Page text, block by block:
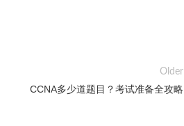
Older
CCNA多少道题目？考试准备全攻略